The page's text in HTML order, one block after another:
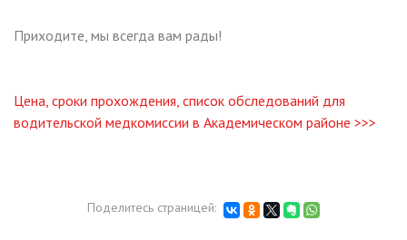
Приходите, мы всегда вам рады!
Цена, сроки прохождения, список обследований для
водительской медкомиссии в Академическом районе >>>
Поделитесь страницей: